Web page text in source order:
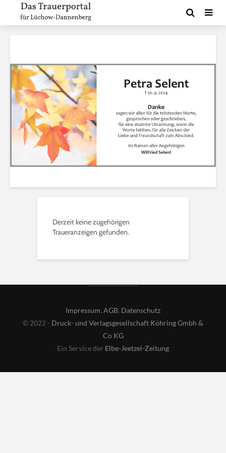
Derzeit keine zugehörigen
Traueranzeigen gefunden.
Impressum, AGB, Datenschutz
© 2022 - Druck- und Verlagsgesellschaft Köhring Gmbh &
Co KG
Ein Service der Elbe-Jeetzel-Zeitung